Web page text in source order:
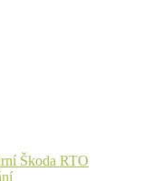
Škoda RTO